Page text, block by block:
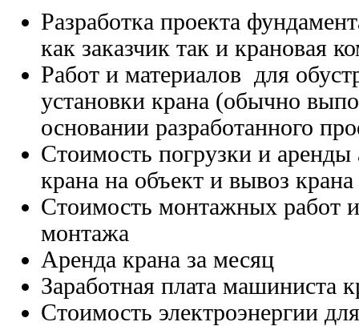
Разработка проекта
как заказчик так и крановая
Работ и материалов для
установки крана (обычно
основании разработанного
Стоимость погрузки и аренды
крана на объект и вывоз крана
Стоимость монтажных работ
монтажа
Аренда крана за месяц
Заработная плата машиниста
Стоимость электроэнергии